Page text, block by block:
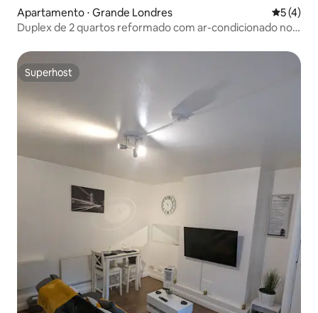
Apartamento ⋅ Grande Londres 5 de
5 (4)
Duplex de 2 quartos reformado com ar-condicionado no
Superhost
Superhost